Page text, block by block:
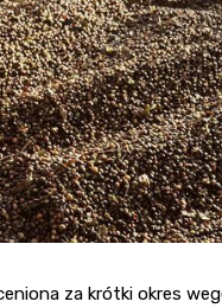
za krótki okres